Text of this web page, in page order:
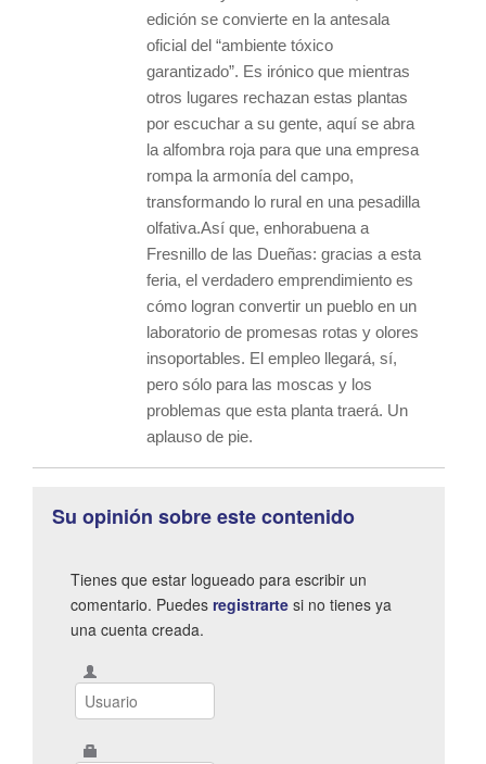
edición se convierte en la antesala
oficial del “ambiente tóxico
garantizado”. Es irónico que mientras
otros lugares rechazan estas plantas
por escuchar a su gente, aquí se abra
la alfombra roja para que una empresa
rompa la armonía del campo,
transformando lo rural en una pesadilla
olfativa.Así que, enhorabuena a
Fresnillo de las Dueñas: gracias a esta
feria, el verdadero emprendimiento es
cómo logran convertir un pueblo en un
laboratorio de promesas rotas y olores
insoportables. El empleo llegará, sí,
pero sólo para las moscas y los
problemas que esta planta traerá. Un
aplauso de pie.
Su opinión sobre este contenido
Tienes que estar logueado para escribir un
comentario. Puedes registrarte si no tienes ya
una cuenta creada.